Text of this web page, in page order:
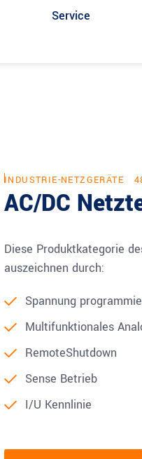
Service
INDUSTRIE-NETZGERÄTE
AC/DC
Diese Produktkategorie
auszeichnen durch:
Spannung
Multifunktionales
RemoteShutdown
Sense Betrieb
I/U Kennlinie